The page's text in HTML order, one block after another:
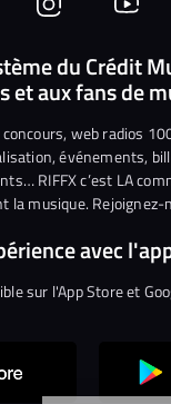
Nous
rejoindre
sur
Instagram
Nous
sur
du Crédit
et aux fans de
web radios
événements,
RIFFX c’est LA
la musique. Rejoignez-
avec
sur l'App Store et